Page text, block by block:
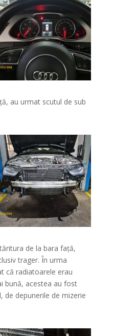
au urmat scutul de sub
de la bara față,
trager. În urma
că radiatoarele erau
bună, acestea au fost
de depunerile de mizerie